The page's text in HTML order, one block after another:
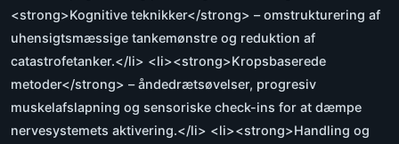
<strong>Kognitive teknikker</strong> – omstrukturering af
uhensigtsmæssige tankemønstre og reduktion af
catastrofetanker.</li> <li><strong>Kropsbaserede
metoder</strong> – åndedrætsøvelser, progresiv
muskelafslapning og sensoriske check-ins for at dæmpe
nervesystemets aktivering.</li> <li><strong>Handling og